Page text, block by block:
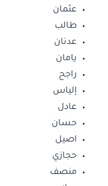
عثمان
طالب
عدنان
يامان
راجح
إلياس
عادل
حسان
اصيل
حجازي
منصف